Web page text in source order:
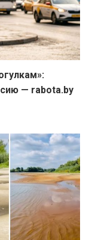
— rabota.by